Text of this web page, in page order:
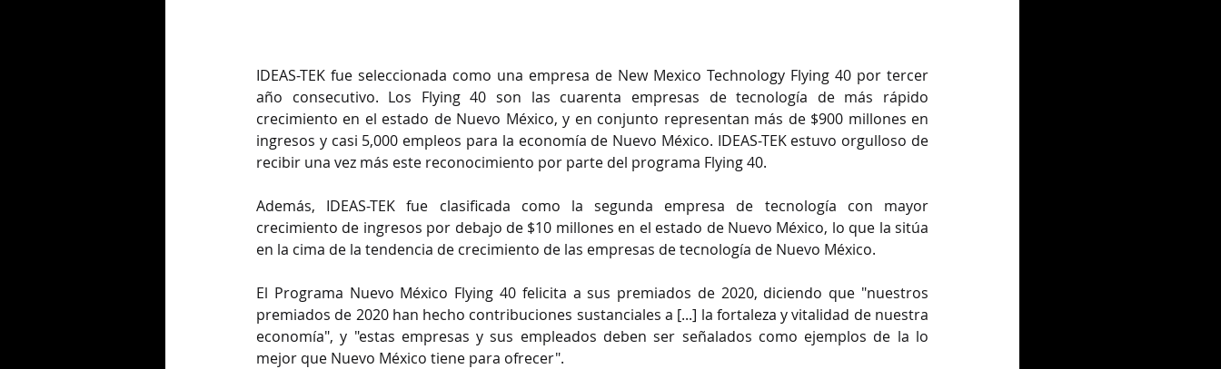
IDEAS-TEK fue seleccionada como una empresa de New Mexico Technology Flying 40 por tercer
año consecutivo. Los Flying 40 son las cuarenta empresas de tecnología de más rápido
crecimiento en el estado de Nuevo México, y en conjunto representan más de $900 millones en
ingresos y casi 5,000 empleos para la economía de Nuevo México. IDEAS-TEK estuvo orgulloso de
recibir una vez más este reconocimiento por parte del programa Flying 40.
Además, IDEAS-TEK fue clasificada como la segunda empresa de tecnología con mayor
crecimiento de ingresos por debajo de $10 millones en el estado de Nuevo México, lo que la sitúa
en la cima de la tendencia de crecimiento de las empresas de tecnología de Nuevo México.
El Programa Nuevo México Flying 40 felicita a sus premiados de 2020, diciendo que "nuestros
premiados de 2020 han hecho contribuciones sustanciales a [...] la fortaleza y vitalidad de nuestra
economía", y "estas empresas y sus empleados deben ser señalados como ejemplos de la lo
mejor que Nuevo México tiene para ofrecer".